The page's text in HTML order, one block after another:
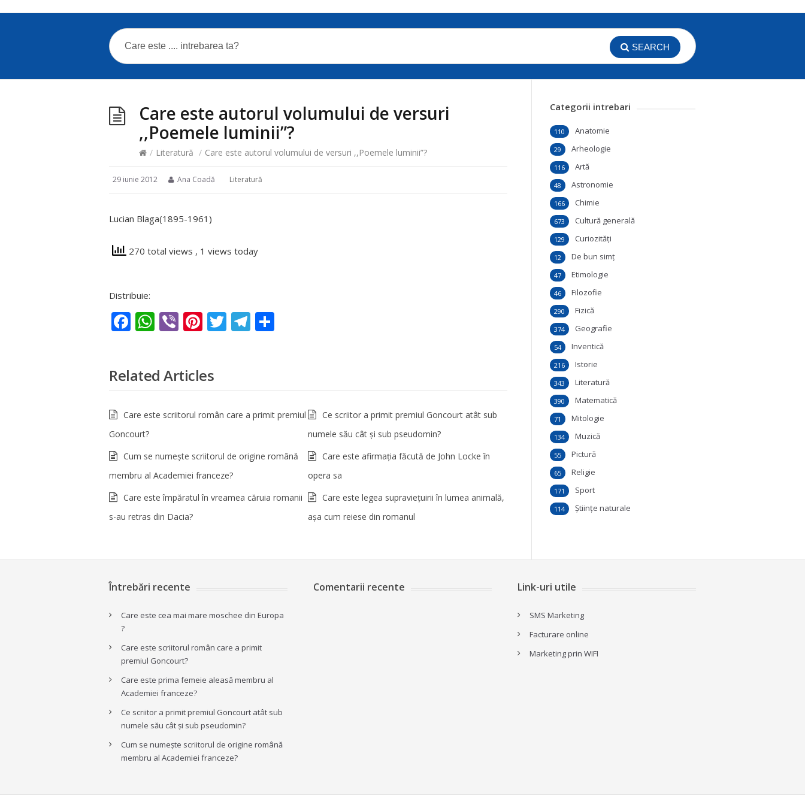
SEARCH
Care este autorul volumului de versuri
,,Poemele luminii”?
/ Literatură / Care este autorul volumului de versuri ,,Poemele luminii”?
29 iunie 2012 Ana Coadă Literatură
Lucian Blaga(1895-1961)
270 total views , 1 views today
Distribuie:
Facebook
WhatsApp
ViberPinterest
TwitterTelegram
Related Articles
Care este scriitorul român care a primit premiul
Goncourt?
Ce scriitor a primit premiul Goncourt atât sub
numele său cât și sub pseudomin?
Cum se numește scriitorul de origine română
membru al Academiei franceze?
Care este afirmaţia făcută de John Locke în
opera sa
Care este împăratul în vreamea căruia romanii
s-au retras din Dacia?
Care este legea supravieţuirii în lumea animală,
aşa cum reiese din romanul
Categorii intrebari
Anatomie
110
Arheologie
29
Artă
116
Astronomie
48
Chimie
166
Cultură generală
673
Curiozităţi
129
De bun simţ
12
Etimologie
47
Filozofie
46
Fizică
290
Geografie
374
Inventică
54
Istorie
216
Literatură
343
Matematică
390
Mitologie
71
Muzică
134
Pictură
55
Religie
65
Sport
171
Ştiinţe naturale
114
Întrebări recente
Care este cea mai mare moschee din Europa
?
Care este scriitorul român care a primit
premiul Goncourt?
Care este prima femeie aleasă membru al
Academiei franceze?
Ce scriitor a primit premiul Goncourt atât sub
numele său cât și sub pseudomin?
Cum se numește scriitorul de origine română
membru al Academiei franceze?
Comentarii recente Link-uri utile
SMS Marketing
Facturare online
Marketing prin WIFI